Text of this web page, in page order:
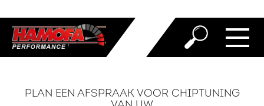
PLAN EEN AFSPRAAK VOOR CHIPTUNING